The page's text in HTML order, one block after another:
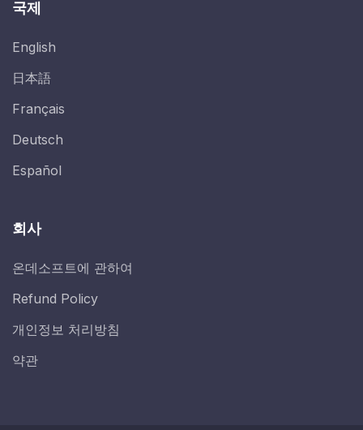
국제
English
日本語
Français
Deutsch
Español
회사
온데소프트에 관하여
Refund Policy
개인정보 처리방침
약관